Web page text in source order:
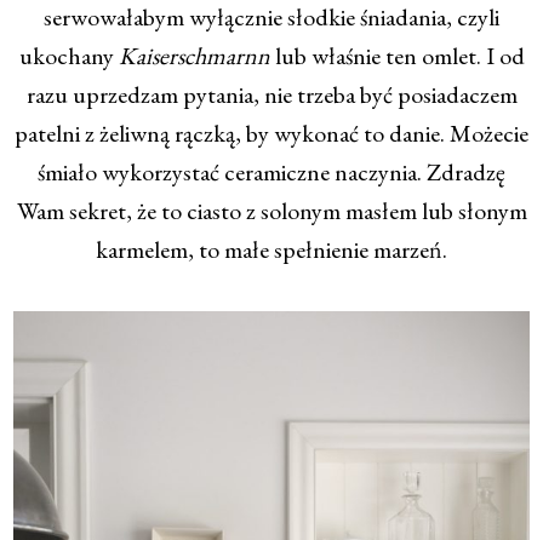
serwowałabym wyłącznie słodkie śniadania, czyli
ukochanyKaiserschmarnnlub właśnie ten omlet. I od
razu uprzedzam pytania, nie trzeba być posiadaczem
patelni z żeliwną rączką, by wykonać to danie. Możecie
śmiało wykorzystać ceramiczne naczynia. Zdradzę
Wam sekret, że to ciasto z solonym masłem lub słonym
karmelem, to małe spełnienie marzeń.